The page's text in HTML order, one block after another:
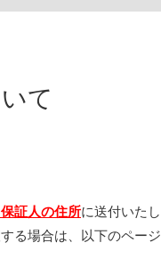
て
証人の住所に送付いたし
る場合は、以下のページ